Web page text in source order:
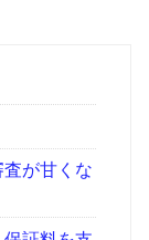
査が甘くな